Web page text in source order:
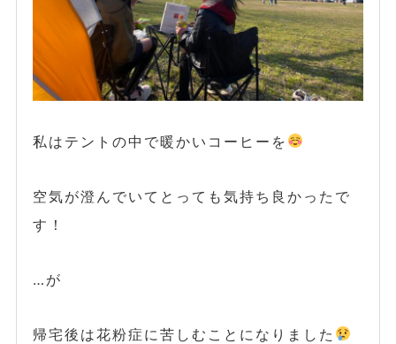
私はテントの中で暖かいコーヒーを
空気が澄んでいてとっても気持ち良かったで
す！
…が
帰宅後は花粉症に苦しむことになりました